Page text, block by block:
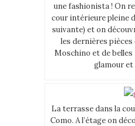
une fashionista ! On
cour intérieure pleine
suivante) et on
les dernières
Moschino et de
glamour
La terrasse dans la
Como. A l’étage on